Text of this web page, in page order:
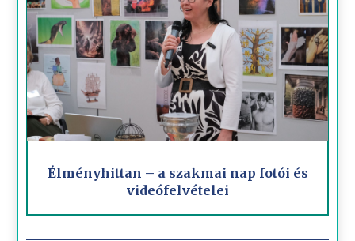
Élményhittan – a szakmai nap fotói és
videófelvételei